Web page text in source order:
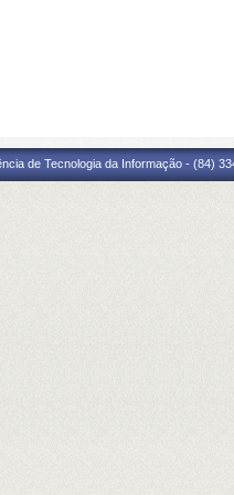
de Tecnologia da Informação - (84)